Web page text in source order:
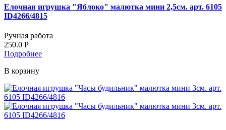
Елочная игрушка "Яблоко" малютка мини 2,5см. арт. 6105
ID4266/4815
Ручная работа
250.0 Р
Подробнее
В корзину